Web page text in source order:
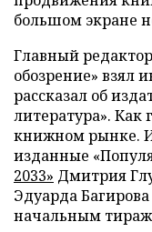
большом экране
Главный
обозрение» взял
рассказал об
литература». Как
книжном рынке.
изданные
2033» Дмитрия
Эдуарда
начальным